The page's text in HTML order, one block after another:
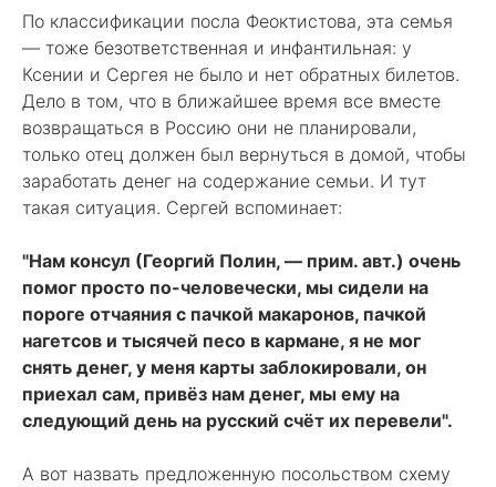
По классификации посла Феоктистова, эта семья
— тоже безответственная и инфантильная: у
Ксении и Сергея не было и нет обратных билетов.
Дело в том, что в ближайшее время все вместе
возвращаться в Россию они не планировали,
только отец должен был вернуться в домой, чтобы
заработать денег на содержание семьи. И тут
такая ситуация. Сергей вспоминает:
"Нам консул (Георгий Полин, — прим. авт.) очень
помог просто по-человечески, мы сидели на
пороге отчаяния с пачкой макаронов, пачкой
нагетсов и тысячей песо в кармане, я не мог
снять денег, у меня карты заблокировали, он
приехал сам, привёз нам денег, мы ему на
следующий день на русский счёт их перевели".
А вот назвать предложенную посольством схему